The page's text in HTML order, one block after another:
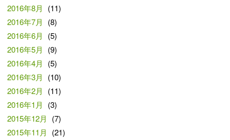
2016年8月
(11)
2016年7月
(8)
2016年6月
(5)
2016年5月
(9)
2016年4月
(5)
2016年3月
(10)
2016年2月
(11)
2016年1月
(3)
2015年12月
(7)
2015年11月
(21)